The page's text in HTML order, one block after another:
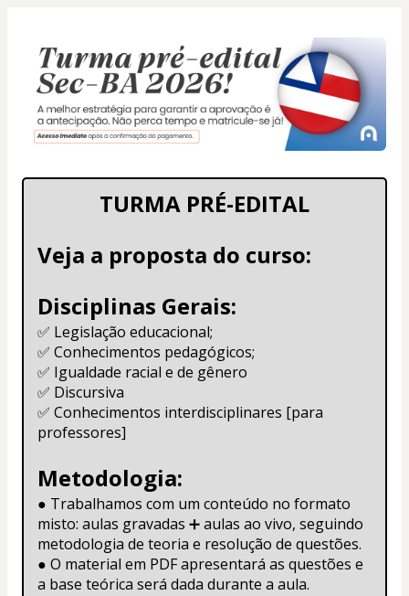
TURMA PRÉ-EDITAL
Veja a proposta do curso:
Disciplinas Gerais:
✅ Legislação educacional;
✅ Conhecimentos pedagógicos;
✅ Igualdade racial e de gênero
✅ Discursiva
✅ Conhecimentos interdisciplinares [para
professores]
Metodologia:
● Trabalhamos com um conteúdo no formato
misto: aulas gravadas ➕ aulas ao vivo, seguindo
metodologia de teoria e resolução de questões.
● O material em PDF apresentará as questões e
a base teórica será dada durante a aula.